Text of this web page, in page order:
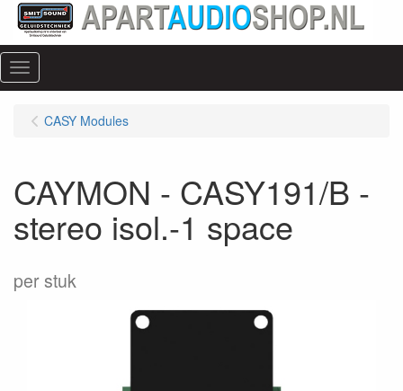
Menu
CASY Modules
CAYMON - CASY191/B -
stereo isol.-1 space
per stuk